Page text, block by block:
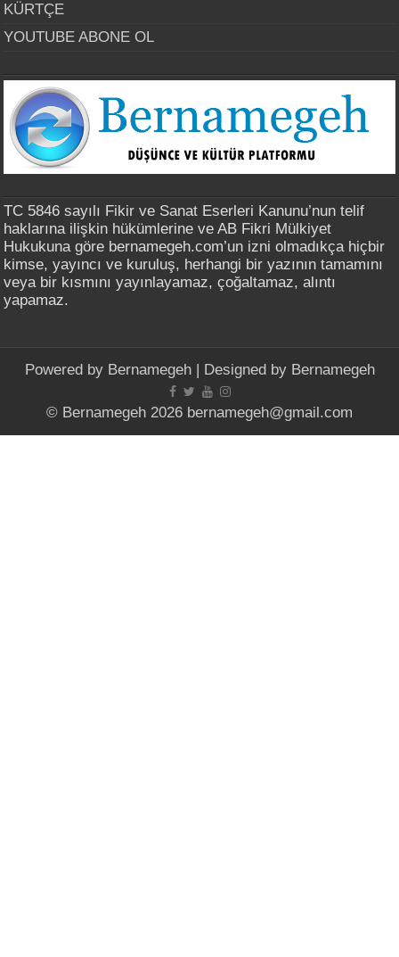
KÜRTÇE
YOUTUBE ABONE OL
TC 5846 sayılı Fikir ve Sanat Eserleri Kanunu’nun telif
haklarına ilişkin hükümlerine ve AB Fikri Mülkiyet
Hukukuna göre bernamegeh.com’un izni olmadıkça hiçbir
kimse, yayıncı ve kuruluş, herhangi bir yazının tamamını
veya bir kısmını yayınlayamaz, çoğaltamaz, alıntı
yapamaz.
Powered by Bernamegeh| Designed by Bernamegeh
© Bernamegeh 2026 bernamegeh@gmail.com